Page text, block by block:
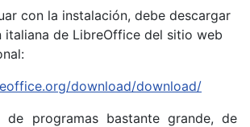
con la instalación, debe descargar
italiana de LibreOffice del sitio web
download/download/
de programas bastante grande, de